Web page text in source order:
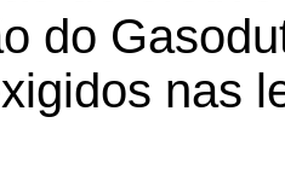
do
nas